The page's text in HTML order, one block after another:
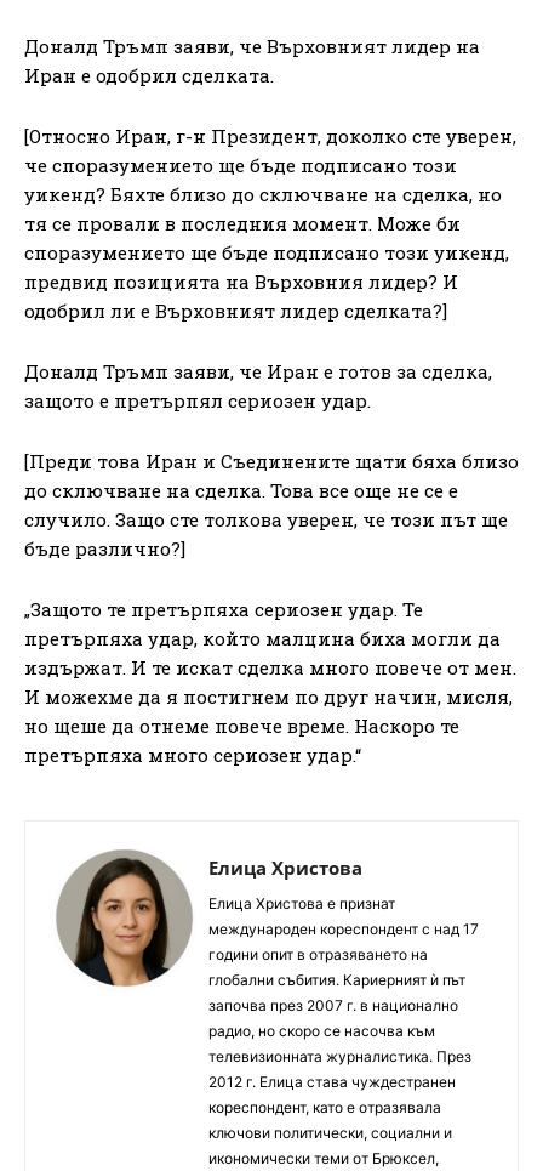
Доналд Тръмп заяви, че Върховният лидер на
Иран е одобрил сделката.
[Относно Иран, г-н Президент, доколко сте уверен,
че споразумението ще бъде подписано този
уикенд? Бяхте близо до сключване на сделка, но
тя се провали в последния момент. Може би
споразумението ще бъде подписано този уикенд,
предвид позицията на Върховния лидер? И
одобрил ли е Върховният лидер сделката?]
Доналд Тръмп заяви, че Иран е готов за сделка,
защото е претърпял сериозен удар.
[Преди това Иран и Съединените щати бяха близо
до сключване на сделка. Това все още не се е
случило. Защо сте толкова уверен, че този път ще
бъде различно?]
„Защото те претърпяха сериозен удар. Те
претърпяха удар, който малцина биха могли да
издържат. И те искат сделка много повече от мен.
И можехме да я постигнем по друг начин, мисля,
но щеше да отнеме повече време. Наскоро те
претърпяха много сериозен удар.“
Елица Христова
Елица Христова е признат
международен кореспондент с над 17
години опит в отразяването на
глобални събития. Кариерният ѝ път
започва през 2007 г. в национално
радио, но скоро се насочва към
телевизионната журналистика. През
2012 г. Елица става чуждестранен
кореспондент, като е отразявала
ключови политически, социални и
икономически теми от Брюксел,